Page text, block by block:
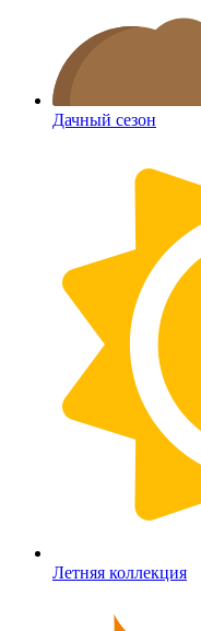
Дачный сезон
Летняя коллекция